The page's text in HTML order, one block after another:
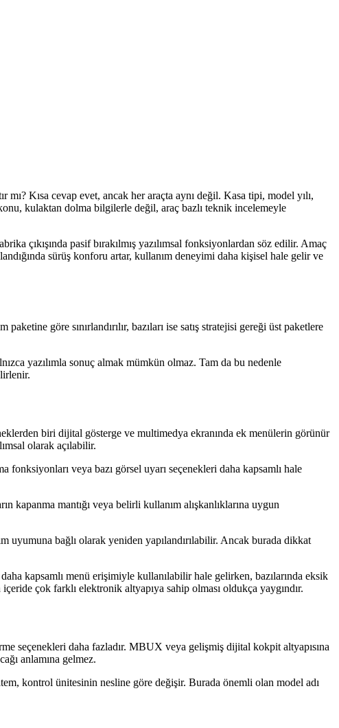
Kısa cevap evet, ancak her araçta aynı değil. Kasa tipi, model yılı,
kulaktan dolma bilgilerle değil, araç bazlı teknik incelemeyle
çıkışında pasif bırakılmış yazılımsal fonksiyonlardan söz edilir. Amaç
sürüş konforu artar, kullanım deneyimi daha kişisel hale gelir ve
göre sınırlandırılır, bazıları ise satış stratejisi gereği üst paketlere
yazılımla sonuç almak mümkün olmaz. Tam da bu nedenle
biri dijital gösterge ve multimedya ekranında ek menülerin görünür
olarak açılabilir.
fonksiyonları veya bazı görsel uyarı seçenekleri daha kapsamlı hale
kapanma mantığı veya belirli kullanım alışkanlıklarına uygun
uyumuna bağlı olarak yeniden yapılandırılabilir. Ancak burada dikkat
kapsamlı menü erişimiyle kullanılabilir hale gelirken, bazılarında eksik
çok farklı elektronik altyapıya sahip olması oldukça yaygındır.
seçenekleri daha fazladır. MBUX veya gelişmiş dijital kokpit altyapısına
anlamına gelmez.
kontrol ünitesinin nesline göre değişir. Burada önemli olan model adı